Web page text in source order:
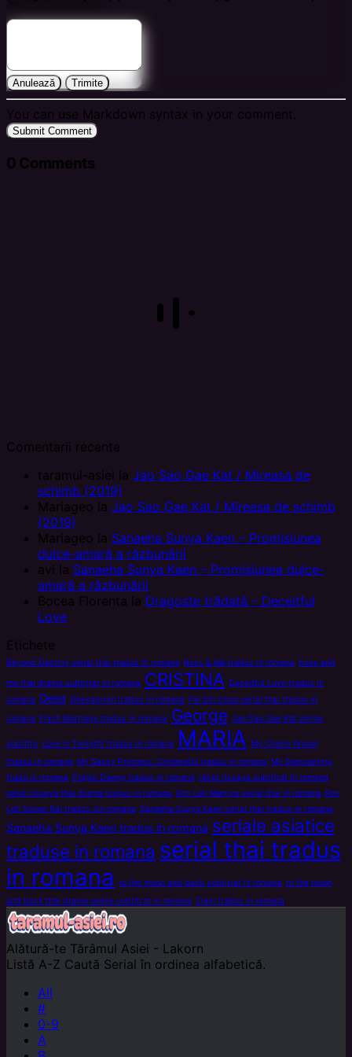
Anulează Trimite
You can use Markdown syntax in your comment.
Submit Comment
0 Comments
Comentarii recente
taramul-asiei
la Jao Sao Gae Kat / Mireasa de
schimb (2019)
Mariageo la Jao Sao Gae Kat / Mireasa de schimb
(2019)
Mariageo la Sanaeha Sunya Kaen – Promisiunea
dulce-amară a răzbunării
avi
la Sanaeha Sunya Kaen – Promisiunea dulce-
amară a răzbunării
Bocea Florenta la Dragoste trădată – Deceitful
Love
Etichete
Beyond Destiny serial thai tradus in romana Boss & Me tradus in romana boss and
me thai drama subtitrat in romana CRISTINA Deceitful Love tradus in
romana Deea Dhevaprom tradus in romana Fai Sin Chua serial thai tradus in
romana Flash Marriage tradus in romana George Jao Sao Gae Kat online
subtitra Love in Twilight tradus in romana MARIA My Cherie Amour
tradus in romana My Sassy Princess: Cinderella tradus in romana My Stepdarling
tradu in romana Prajan Daeng tradus in romana rahut rissaya subtitrat in romana
rahut rissaya thai drama tradus in romana Roy Leh Marnya serial thai in romana Roy
Leh Sanae Rai tradus sin romana Sanaeha Sunya Kaen serial thai tradus in romana
Sanaeha Sunya Kaen tradus in romana seriale asiatice
traduse in romana serial thai tradus
in romana to the moon and back subtitrat in romana to the moon
and back thai drama online subtitrat in romana Ziam tradus in romana
Alătură-te Tărâmul Asiei - Lakorn
Listă A-Z Caută Serial în ordinea alfabetică.
All
#
0-9
A